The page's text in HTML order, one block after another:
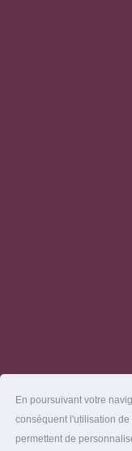
En poursuivant votre
conséquent l'utilisation
permettent de